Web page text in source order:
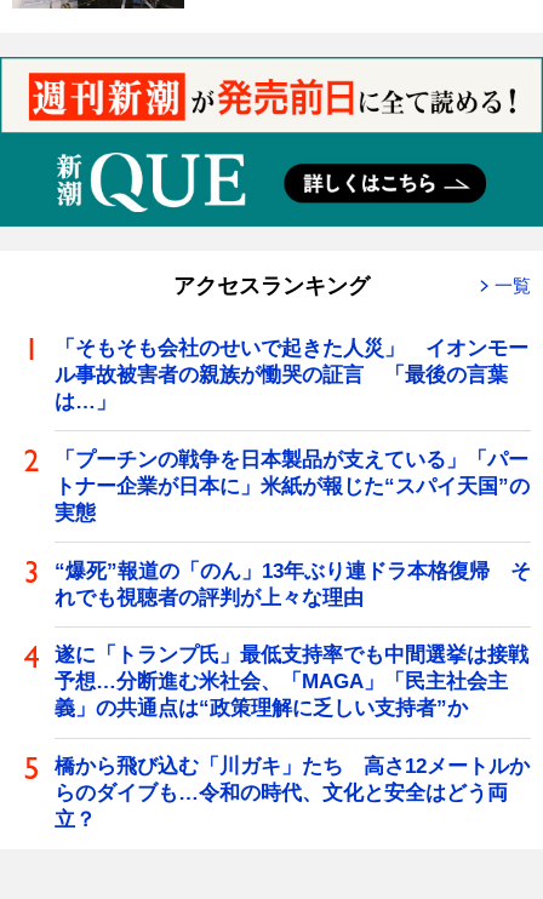
アクセスランキング 一覧
「そもそも会社のせいで起きた人災」 イオンモー
ル事故被害者の親族が慟哭の証言 「最後の言葉
は…」
「プーチンの戦争を日本製品が支えている」「パー
トナー企業が日本に」米紙が報じた“スパイ天国”の
実態
“爆死”報道の「のん」13年ぶり連ドラ本格復帰 そ
れでも視聴者の評判が上々な理由
遂に「トランプ氏」最低支持率でも中間選挙は接戦
予想…分断進む米社会、「MAGA」「民主社会主
義」の共通点は“政策理解に乏しい支持者”か
橋から飛び込む「川ガキ」たち 高さ12メートルか
らのダイブも…令和の時代、文化と安全はどう両
立？